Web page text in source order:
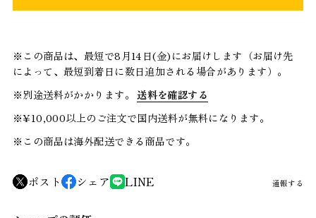
※この商品は、最短で8月14日(金)にお届けします（お届け先
によって、最短到着日に数日追加される場合があります）。
※別途送料がかかります。 送料を確認する
※¥10,000以上のご注文で国内送料が無料になります。
※この商品は海外配送できる商品です。
ポスト シェア LINE 通報する